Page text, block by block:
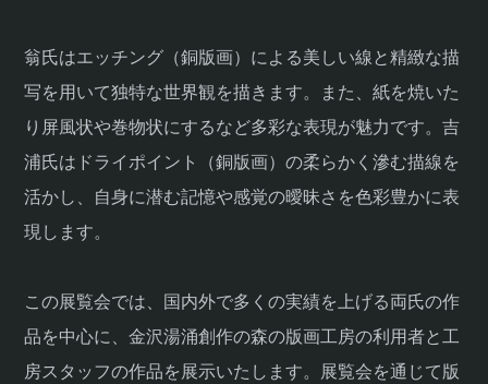
翁氏はエッチング（銅版画）による美しい線と精緻な描
写を用いて独特な世界観を描きます。また、紙を焼いた
り屏風状や巻物状にするなど多彩な表現が魅力です。吉
浦氏はドライポイント（銅版画）の柔らかく滲む描線を
活かし、自身に潜む記憶や感覚の曖昧さを色彩豊かに表
現します。
この展覧会では、国内外で多くの実績を上げる両氏の作
品を中心に、金沢湯涌創作の森の版画工房の利用者と工
房スタッフの作品を展示いたします。展覧会を通じて版